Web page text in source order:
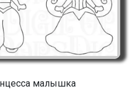
малышка